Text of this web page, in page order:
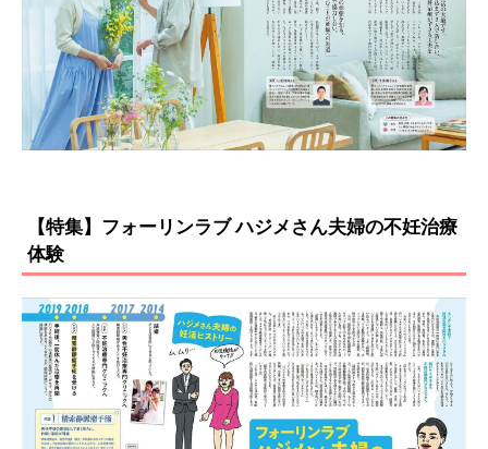
【特集】フォーリンラブ ハジメさん夫婦の不妊治療
体験